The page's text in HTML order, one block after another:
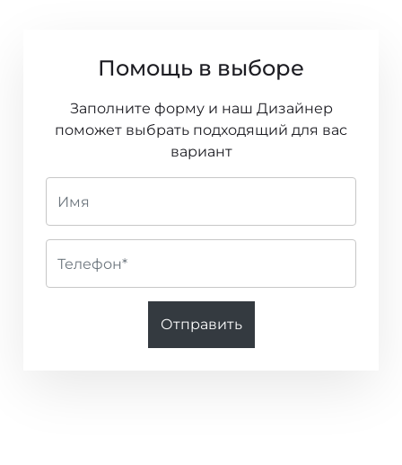
Code Nature
Fashion for Walls 4
Wild Silk
Boutique
Kids’ World
Помощь в выборе
Заполните форму и наш Дизайнер
поможет выбрать подходящий для вас
вариант
Отправить